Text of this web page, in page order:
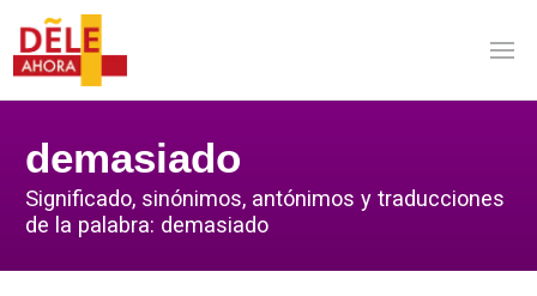
demasiado
Significado, sinónimos, antónimos y traducciones
de la palabra: demasiado